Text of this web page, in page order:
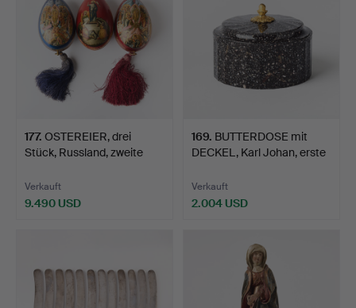
177. OSTEREIER, drei
Stück, Russland, zweite
Verkauft
9.490 USD
169. BUTTERDOSE mit
DECKEL, Karl Johan, erste
Verkauft
2.004 USD